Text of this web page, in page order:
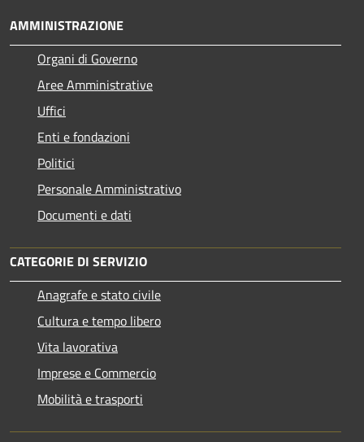
AMMINISTRAZIONE
Organi di Governo
Aree Amministrative
Uffici
Enti e fondazioni
Politici
Personale Amministrativo
Documenti e dati
CATEGORIE DI SERVIZIO
Anagrafe e stato civile
Cultura e tempo libero
Vita lavorativa
Imprese e Commercio
Mobilità e trasporti